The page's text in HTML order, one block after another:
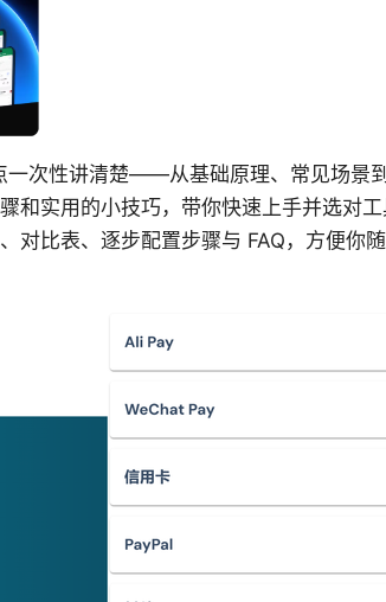
次性讲清楚——从基础原理、常见场景
和实用的小技巧，带你快速上手并选对
对比表、逐步配置步骤与 FAQ，方便你随